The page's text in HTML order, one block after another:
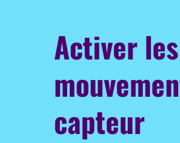
Activer
capteur